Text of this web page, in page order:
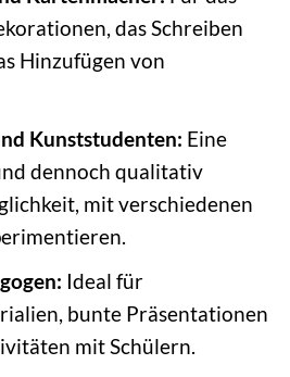
das Schreiben
Hinzufügen von
Kunststudenten: Eine
dennoch qualitativ
mit verschiedenen
Ideal für
bunte Präsentationen
mit Schülern.